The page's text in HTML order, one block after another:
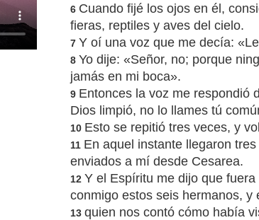
6 Cuando fijé los ojos en él,
fieras, reptiles y aves del cielo.
7 Y oí una voz que me decía:
8 Yo dije: «Señor, no; porque
jamás en mi boca».
9 Entonces la voz me respondió
Dios limpió, no lo llames tú
10 Esto se repitió tres veces, y
11 En aquel instante llegaron
enviados a mí desde Cesarea.
12 Y el Espíritu me dijo que
conmigo estos seis hermanos,
13quien nos contó cómo había